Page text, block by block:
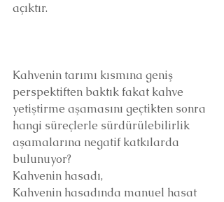
açıktır.
Kahvenin tarımı kısmına geniş
perspektiften baktık fakat kahve
yetiştirme aşamasını geçtikten sonra
hangi süreçlerle sürdürülebilirlik
aşamalarına negatif katkılarda
bulunuyor?
Kahvenin hasadı,
Kahvenin hasadında manuel hasat